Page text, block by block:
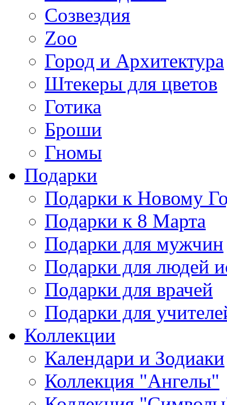
Созвездия
Zoo
Город и Архитектура
Штекеры для цветов
Готика
Броши
Гномы
Подарки
Подарки к Новому
Подарки к 8 Марта
Подарки для мужчин
Подарки для людей
Подарки для врачей
Подарки для
Коллекции
Календари и Зодиаки
Коллекция "Ангелы"